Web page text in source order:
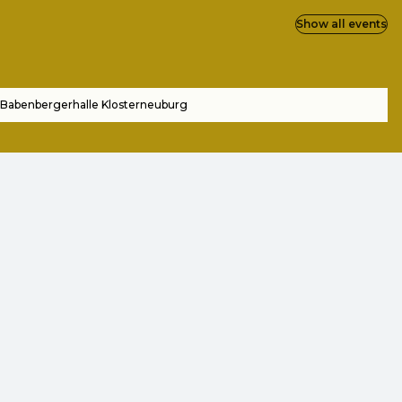
Babenbergerhalle Klosterneuburg
Show all events